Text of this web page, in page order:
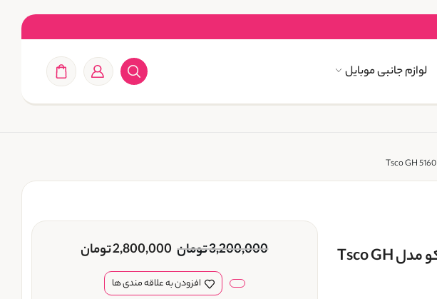
لوازم جانبی موبایل
هدست گیمینگ تسکو مدل Tsco GH
3,200,000تومان 2,800,000تومان
افزودن به علاقه مندی ها